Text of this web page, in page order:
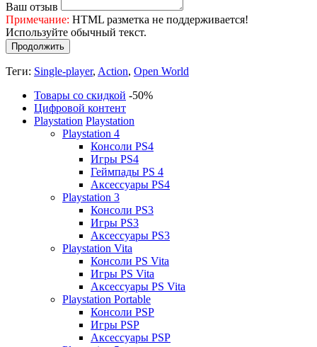
Ваш отзыв
Примечание: HTML разметка не поддерживается!
Используйте обычный текст.
Продолжить
Теги: Single-player, Action, Open World
Товары со скидкой -50%
Цифровой контент
Playstation Playstation
Playstation 4
Консоли PS4
Игры PS4
Геймпады PS 4
Аксессуары PS4
Playstation 3
Консоли PS3
Игры PS3
Аксессуары PS3
Playstation Vita
Консоли PS Vita
Игры PS Vita
Аксессуары PS Vita
Playstation Portable
Консоли PSP
Игры PSP
Аксессуары PSP